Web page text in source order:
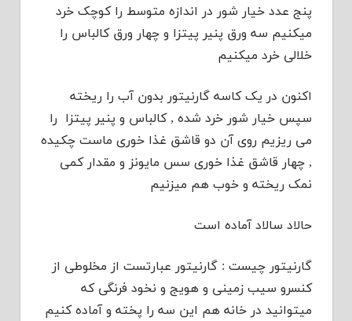
پنج عدد خیار شور در اندازه متوسط را کوچک خرد
میکنیم سه ورق پنیر پیتزا و چهار ورق کالباس را
خلالی خرد میکنیم
اکنون در یک کاسه گارنیتور بدون آب را ریخته
سپس خیار شور خرد شده , کالباس و پنیر پیتزا را
می ریزیم روی آن دو قاشق غذا خوری ماست چکیده
, چهار قاشق غذا خوری سس مایونز و مقدار کمی
نمک ریخته و خوب هم میزنیم
حالاد سالاد آماده است
گارنیتور چیست : گارنیتور عبارتست از مخلوطی از
کنسرو سیب زمینی و هویج و نخود فرنگی که
میتوانید در خانه هم این سه را پخته و آماده کنیم